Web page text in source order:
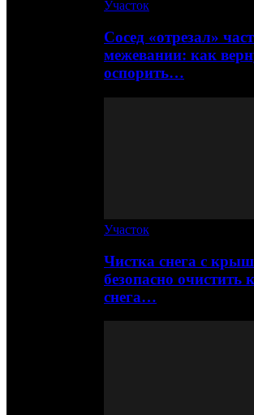
Участок
Сосед «отрезал»
межевании: как
оспорить…
Участок
Чистка снега с
безопасно
снега…